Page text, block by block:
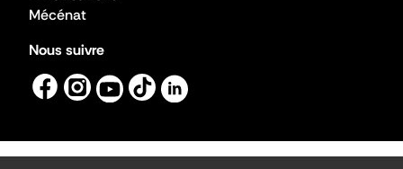
Mécénat
Nous suivre